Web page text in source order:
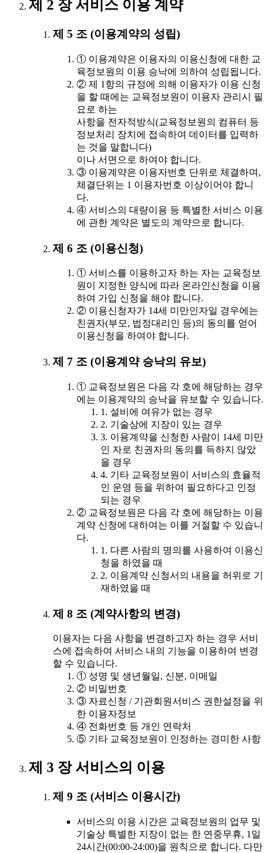
제 2 장 서비스 이용 계약
제 5 조 (이용계약의 성립)
① 이용계약은 이용자의 이용신청에 대한 교
육정보원의 이용 승낙에 의하여 성립됩니다.
② 제 1항의 규정에 의해 이용자가 이용 신청
을 할 때에는 교육정보원이 이용자 관리시 필
요로 하는
사항을 전자적방식(교육정보원의 컴퓨터 등
정보처리 장치에 접속하여 데이터를 입력하
는 것을 말합니다)
이나 서면으로 하여야 합니다.
③ 이용계약은 이용자번호 단위로 체결하며,
체결단위는 1 이용자번호 이상이어야 합니
다.
④ 서비스의 대량이용 등 특별한 서비스 이용
에 관한 계약은 별도의 계약으로 합니다.
제 6 조 (이용신청)
① 서비스를 이용하고자 하는 자는 교육정보
원이 지정한 양식에 따라 온라인신청을 이용
하여 가입 신청을 해야 합니다.
② 이용신청자가 14세 미만인자일 경우에는
친권자(부모, 법정대리인 등)의 동의를 얻어
이용신청을 하여야 합니다.
제 7 조 (이용계약 승낙의 유보)
① 교육정보원은 다음 각 호에 해당하는 경우
에는 이용계약의 승낙을 유보할 수 있습니다.
1. 설비에 여유가 없는 경우
2. 기술상에 지장이 있는 경우
3. 이용계약을 신청한 사람이 14세 미만
인 자로 친권자의 동의를 득하지 않았
을 경우
4. 기타 교육정보원이 서비스의 효율적
인 운영 등을 위하여 필요하다고 인정
되는 경우
② 교육정보원은 다음 각 호에 해당하는 이용
계약 신청에 대하여는 이를 거절할 수 있습니
다.
1. 다른 사람의 명의를 사용하여 이용신
청을 하였을 때
2. 이용계약 신청서의 내용을 허위로 기
재하였을 때
제 8 조 (계약사항의 변경)
이용자는 다음 사항을 변경하고자 하는 경우 서비
스에 접속하여 서비스 내의 기능을 이용하여 변경
할 수 있습니다.
① 성명 및 생년월일, 신분, 이메일
② 비밀번호
③ 자료신청 / 기관회원서비스 권한설정을 위
한 이용자정보
④ 전화번호 등 개인 연락처
⑤ 기타 교육정보원이 인정하는 경미한 사항
제 3 장 서비스의 이용
제 9 조 (서비스 이용시간)
서비스의 이용 시간은 교육정보원의 업무 및
기술상 특별한 지장이 없는 한 연중무휴, 1일
24시간(00:00-24:00)을 원칙으로 합니다. 다만